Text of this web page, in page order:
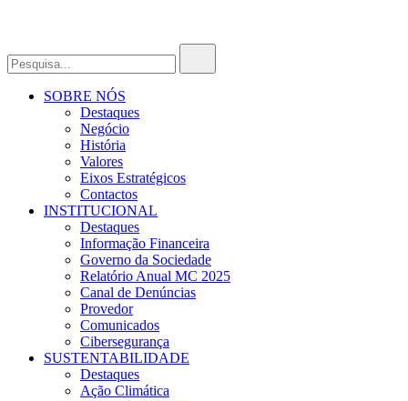
SOBRE NÓS
Destaques
Negócio
História
Valores
Eixos Estratégicos
Contactos
INSTITUCIONAL
Destaques
Informação Financeira
Governo da Sociedade
Relatório Anual MC 2025
Canal de Denúncias
Provedor
Comunicados
Cibersegurança
SUSTENTABILIDADE
Destaques
Ação Climática